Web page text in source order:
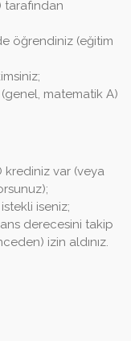
öğrendiniz (eğitim
matematik A)
krediniz var (veya
iseniz;
derecesini takip
izin aldınız.